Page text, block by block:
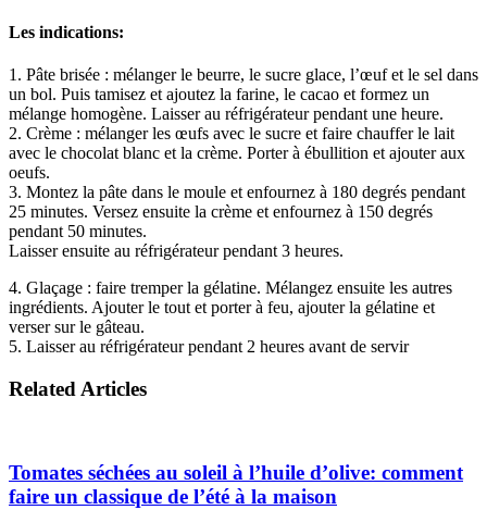
Les indications:
1. Pâte brisée : mélanger le beurre, le sucre glace, l’œuf et le sel dans
un bol. Puis tamisez et ajoutez la farine, le cacao et formez un
mélange homogène. Laisser au réfrigérateur pendant une heure.
2. Crème : mélanger les œufs avec le sucre et faire chauffer le lait
avec le chocolat blanc et la crème. Porter à ébullition et ajouter aux
oeufs.
3. Montez la pâte dans le moule et enfournez à 180 degrés pendant
25 minutes. Versez ensuite la crème et enfournez à 150 degrés
pendant 50 minutes.
Laisser ensuite au réfrigérateur pendant 3 heures.
4. Glaçage : faire tremper la gélatine. Mélangez ensuite les autres
ingrédients. Ajouter le tout et porter à feu, ajouter la gélatine et
verser sur le gâteau.
5. Laisser au réfrigérateur pendant 2 heures avant de servir
Related Articles
Tomates séchées au soleil à l’huile d’olive: comment
faire un classique de l’été à la maison